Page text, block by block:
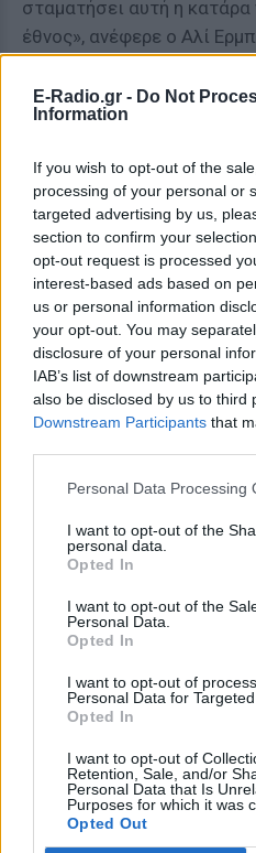
E-Radio.gr - Do Not
Information
If you wish to opt-out of the
processing of your personal or
targeted advertising by us,
section to confirm your
opt-out request is processed
interest-based ads based on
us or personal information
your opt-out. You may
disclosure of your personal
IAB’s list of downstream
also be disclosed by us to third
Downstream Participants that
Personal Data Processing
I want to opt-out of the
personal data.
Opted In
I want to opt-out of the
Personal Data.
Opted In
I want to opt-out of
Personal Data for Targeted
Opted In
I want to opt-out of
Retention, Sale, and/or
Personal Data that Is
Purposes for which it was
Opted Out
σταματήσει αυτή η κατάρα
έθνος», ανέφερε ο Αλί
Σοφία είναι κλειστή (για
η κατάρα του Πορθητή
[ΠΗΓΗ]
Ακολουθήστε το E-
και μάθετε πρώτοιτα
Για ακόμη περισσότερα